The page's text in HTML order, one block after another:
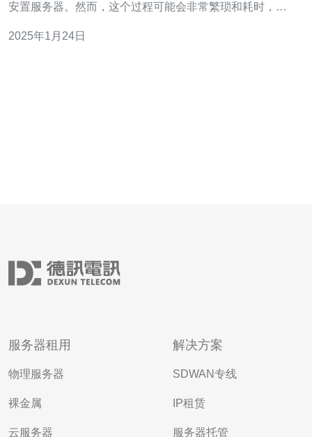
安置服务器。然而，这个过程可能会非常繁琐和耗时，给
拥有优越的地理位置和发达的通信网络。因此，越南成为
2025年1月24日
服务器租用
物理服务器
裸金属
云服务器
解决方案
SDWAN专线
IP租赁
服务器托管